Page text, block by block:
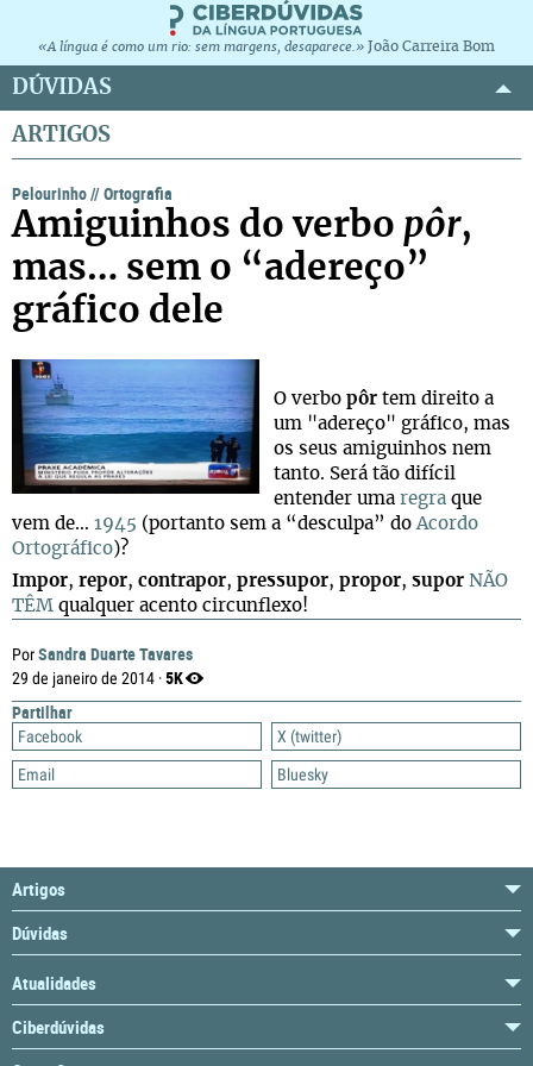
«A língua é como um rio: sem margens, desaparece.» João Carreira Bom
DÚVIDAS
ARTIGOS
PorSandra Duarte Tavares
29 de janeiro de 2014 ·5K
Partilhar
Facebook
X (twitter)
Email
Bluesky
Pelourinho//Ortografia
Amiguinhos do verbo pôr,
mas… sem o “adereço”
gráfico dele
O verbo pôr tem direito a
um "adereço" gráfico, mas
os seus amiguinhos nem
tanto. Será tão difícil
entender uma regra que
vem de… 1945 (portanto sem a “desculpa” doAcordo
Ortográfico)?
Impor, repor, contrapor, pressupor, propor, supor NÃO
TÊM qualquer acento circunflexo!
Artigos
Dúvidas
Atualidades
Ciberdúvidas